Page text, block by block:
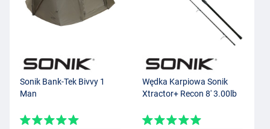
Sonik Bank-Tek Bivvy 1
Man
Wędka Karpiowa Sonik
Xtractor+ Recon 8' 3.00lb